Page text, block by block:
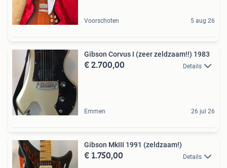
Voorschoten 5 aug 26
Gibson Corvus I (zeer zeldzaam!!) 1983
€ 2.700,00 Details
Emmen 26 jul 26
Gibson MkIII 1991 (zeldzaam!)
€ 1.750,00 Details